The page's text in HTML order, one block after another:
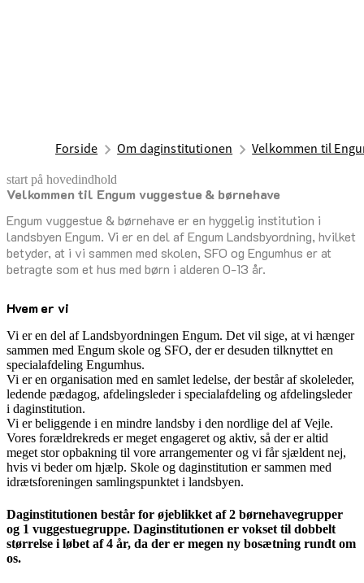
Forside Om daginstitutionen Velkommen til
start på hovedindhold
Velkommen til Engum vuggestue & børnehave
Engum vuggestue & børnehave er en hyggelig institution i
landsbyen Engum. Vi er en del af Engum Landsbyordning, hvilket
betyder, at i vi sammen med skolen, SFO og Engumhus er at
betragte som et hus med børn i alderen 0-13 år.
senest opdateret 23. januar 2026
Hvem er vi
Vi er en del af Landsbyordningen Engum. Det vil sige, at vi hænger
sammen med Engum skole og SFO, der er desuden tilknyttet en
specialafdeling Engumhus.
Vi er en organisation med en samlet ledelse, der består af skoleleder,
ledende pædagog, afdelingsleder i specialafdeling og afdelingsleder
i daginstitution.
Vi er beliggende i en mindre landsby i den nordlige del af Vejle.
Vores forældrekreds er meget engageret og aktiv, så der er altid
meget stor opbakning til vore arrangementer og vi får sjældent nej,
hvis vi beder om hjælp. Skole og daginstitution er sammen med
idrætsforeningen samlingspunktet i landsbyen.
Daginstitutionen består for øjeblikket af 2 børnehavegrupper
og 1 vuggestuegruppe. Daginstitutionen er vokset til dobbelt
størrelse i løbet af 4 år, da der er megen ny bosætning rundt om
os.